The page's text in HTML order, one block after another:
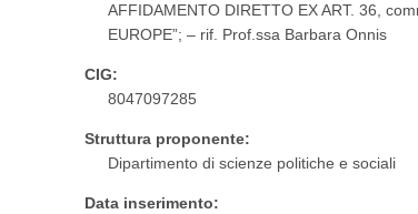
AFFIDAMENTO DIRETTO EX ART. 36,
EUROPE”; – rif. Prof.ssa Barbara Onnis
CIG:
8047097285
Struttura proponente:
Dipartimento di scienze politiche e sociali
Data inserimento: